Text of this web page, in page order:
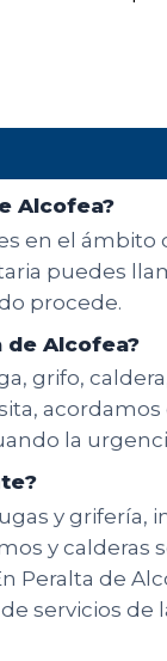
Alcofea?
en el ámbito
puedes
procede.
de Alcofea?
grifo,
acordamos
la
y grifería,
y calderas
Peralta de
servicios de